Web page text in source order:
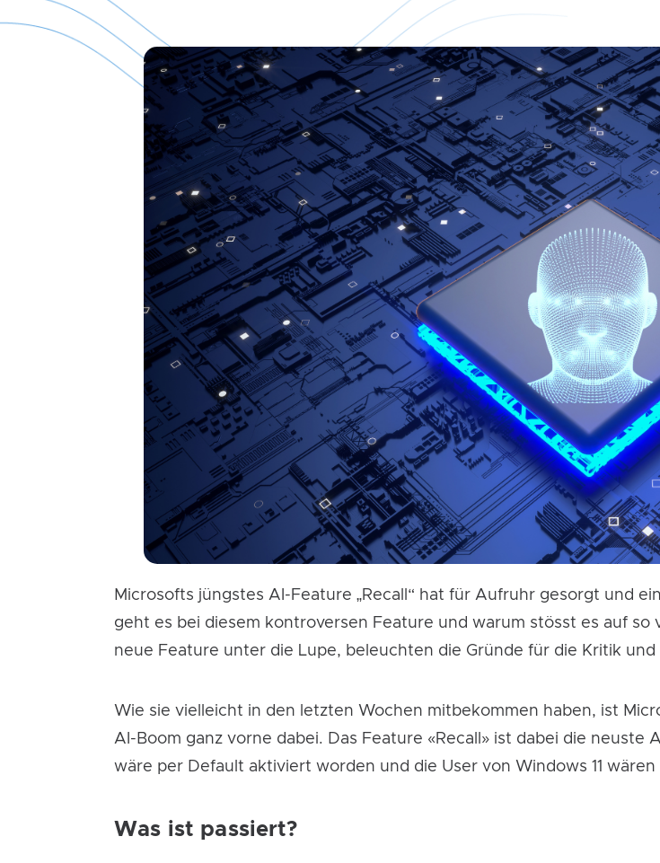
Microsofts jüngstes AI-Feature „Recall“ hat für Aufruhr gesorgt und
geht es bei diesem kontroversen Feature und warum stösst es auf
neue Feature unter die Lupe, beleuchten die Gründe für die Kritik
Wie sie vielleicht in den letzten Wochen mitbekommen haben, ist
AI-Boom ganz vorne dabei. Das Feature «Recall» ist dabei die neuste
wäre per Default aktiviert worden und die User von Windows 11
Was ist passiert?